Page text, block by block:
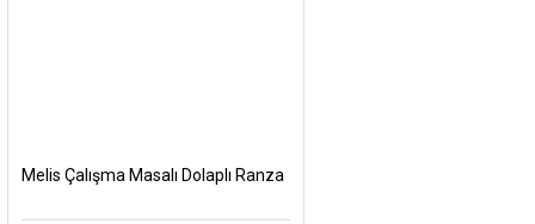
Melis Çalışma Masalı Dolaplı Ranza